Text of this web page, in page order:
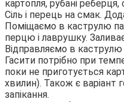
картопля, рубані
Сіль і перець на смак.
Поміщаємо в каструлю
перцю і лаврушку.
Відправляємо в каструлю
Гасити потрібно при
поки не приготується
хвилин). Також є варіант
запікання.